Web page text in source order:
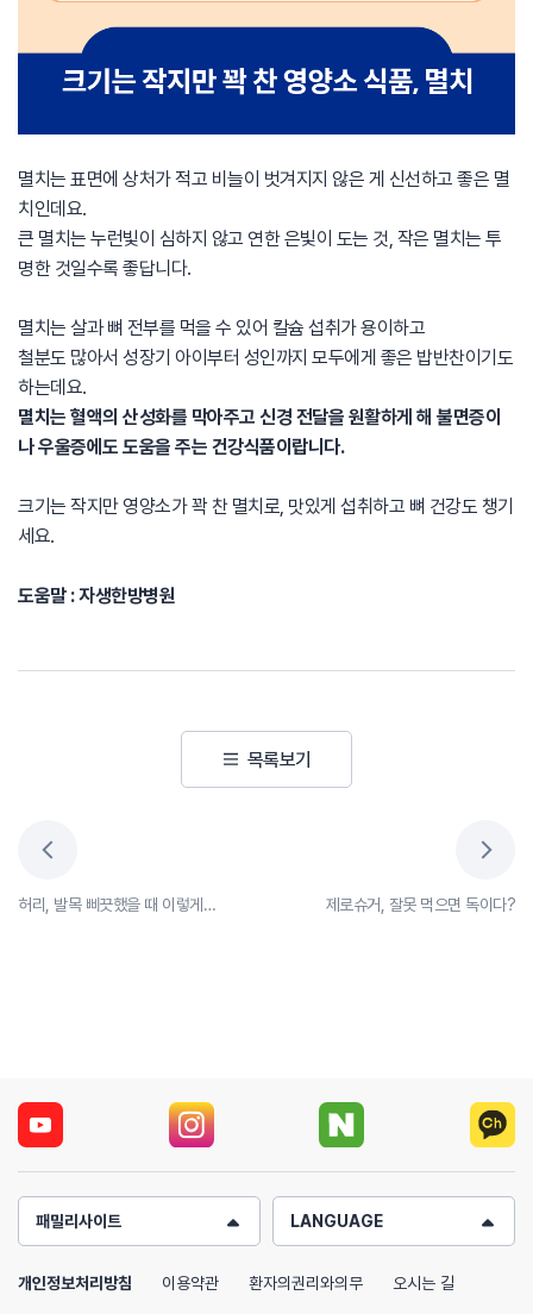
멸치는 표면에 상처가 적고 비늘이 벗겨지지 않은 게 신선하고 좋은 멸
치인데요.
큰 멸치는 누런빛이 심하지 않고 연한 은빛이 도는 것, 작은 멸치는 투
명한 것일수록 좋답니다.
멸치는 살과 뼈 전부를 먹을 수 있어 칼슘 섭취가 용이하고
철분도 많아서 성장기 아이부터 성인까지 모두에게 좋은 밥반찬이기도
하는데요.
멸치는 혈액의 산성화를 막아주고 신경 전달을 원활하게 해 불면증이
나 우울증에도 도움을 주는 건강식품이랍니다.
크기는 작지만 영양소가 꽉 찬 멸치로, 맛있게 섭취하고 뼈 건강도 챙기
세요.
도움말 : 자생한방병원
허리, 발목 삐끗했을 때 이렇게 하세요!
목록보기
제로슈거, 잘못 먹으면 독이다?
패밀리사이트 LANGUAGE
개인정보처리방침 이용약관 환자의권리와의무 오시는 길